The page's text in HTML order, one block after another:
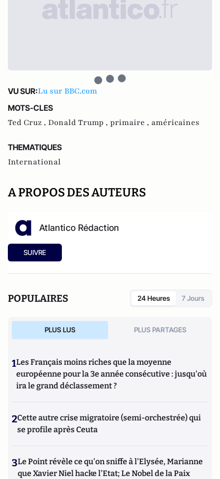
VU SUR:Lu sur BBC.com
MOTS-CLES
Ted Cruz , Donald Trump , primaire , américaines
THEMATIQUES
International
A PROPOS DES AUTEURS
Atlantico Rédaction
SUIVRE
POPULAIRES 24 Heures 7 Jours
PLUS LUS PLUS PARTAGES
1Les Français moins riches que la moyenne
européenne pour la 3e année consécutive : jusqu'où
ira le grand déclassement ?
2Cette autre crise migratoire (semi-orchestrée) qui
se profile après Ceuta
3Le Point révèle ce qu'on sniffe à l'Elysée, Marianne
que Xavier Niel hacke l'Etat; Le Nobel de la Paix